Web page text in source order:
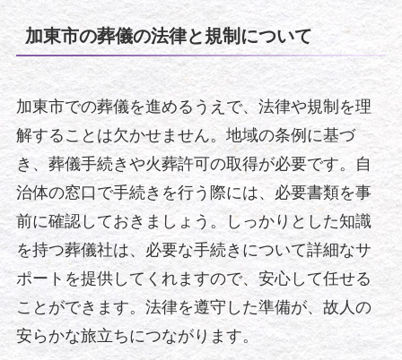
加東市の葬儀の法律と規制について
加東市での葬儀を進めるうえで、法律や規制を理
解することは欠かせません。地域の条例に基づ
き、葬儀手続きや火葬許可の取得が必要です。自
治体の窓口で手続きを行う際には、必要書類を事
前に確認しておきましょう。しっかりとした知識
を持つ葬儀社は、必要な手続きについて詳細なサ
ポートを提供してくれますので、安心して任せる
ことができます。法律を遵守した準備が、故人の
安らかな旅立ちにつながります。